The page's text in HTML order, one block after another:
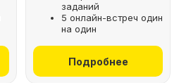
заданий
5 онлайн-встреч один
на один
Подробнее